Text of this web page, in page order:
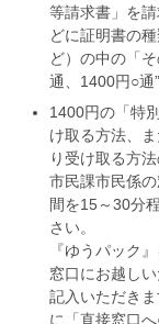
等請求書」を
どに証明書の
ど）の中の「
通、1400円○通
1400円の「特
け取る方法、
り受け取る方
市民課市民係
間を15～30分
さい。
『ゆうパック
窓口にお越し
記入いただき
に「直接窓口